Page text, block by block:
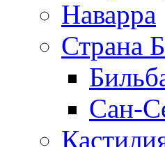
Наварра
Страна
Сан-